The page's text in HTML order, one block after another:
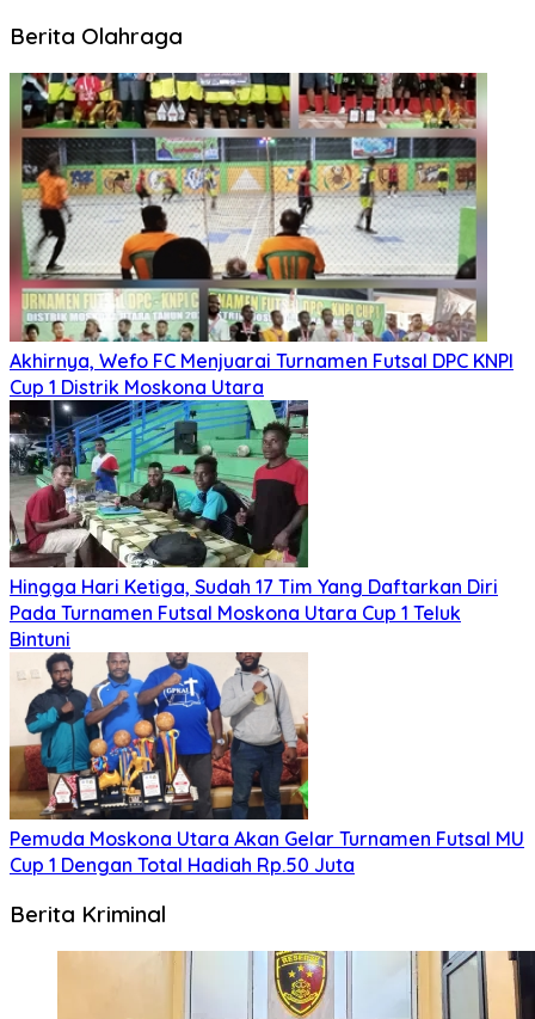
Berita Olahraga
Akhirnya, Wefo FC Menjuarai Turnamen Futsal DPC KNPI
Cup 1 Distrik Moskona Utara
Hingga Hari Ketiga, Sudah 17 Tim Yang Daftarkan Diri
Pada Turnamen Futsal Moskona Utara Cup 1 Teluk
Bintuni
Pemuda Moskona Utara Akan Gelar Turnamen Futsal MU
Cup 1 Dengan Total Hadiah Rp.50 Juta
Berita Kriminal